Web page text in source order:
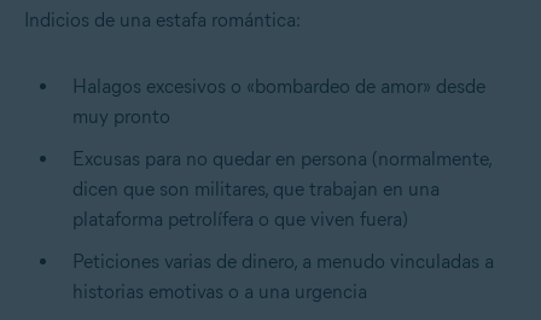
Indicios de una estafa romántica:
Halagos excesivos o «bombardeo de amor» desde
muy pronto
Excusas para no quedar en persona (normalmente,
dicen que son militares, que trabajan en una
plataforma petrolífera o que viven fuera)
Peticiones varias de dinero, a menudo vinculadas a
historias emotivas o a una urgencia